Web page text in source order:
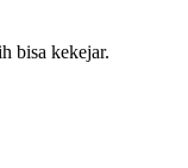
bisa kekejar.